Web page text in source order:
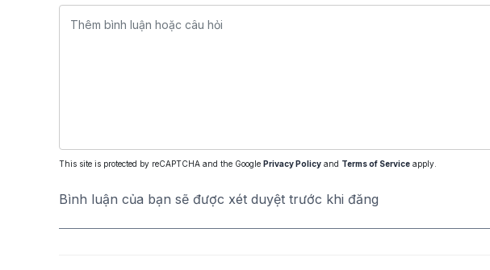
This site is protected by reCAPTCHA and the Google Privacy Policy and Terms of Service apply.
Bình luận của bạn sẽ được xét duyệt trước khi đăng